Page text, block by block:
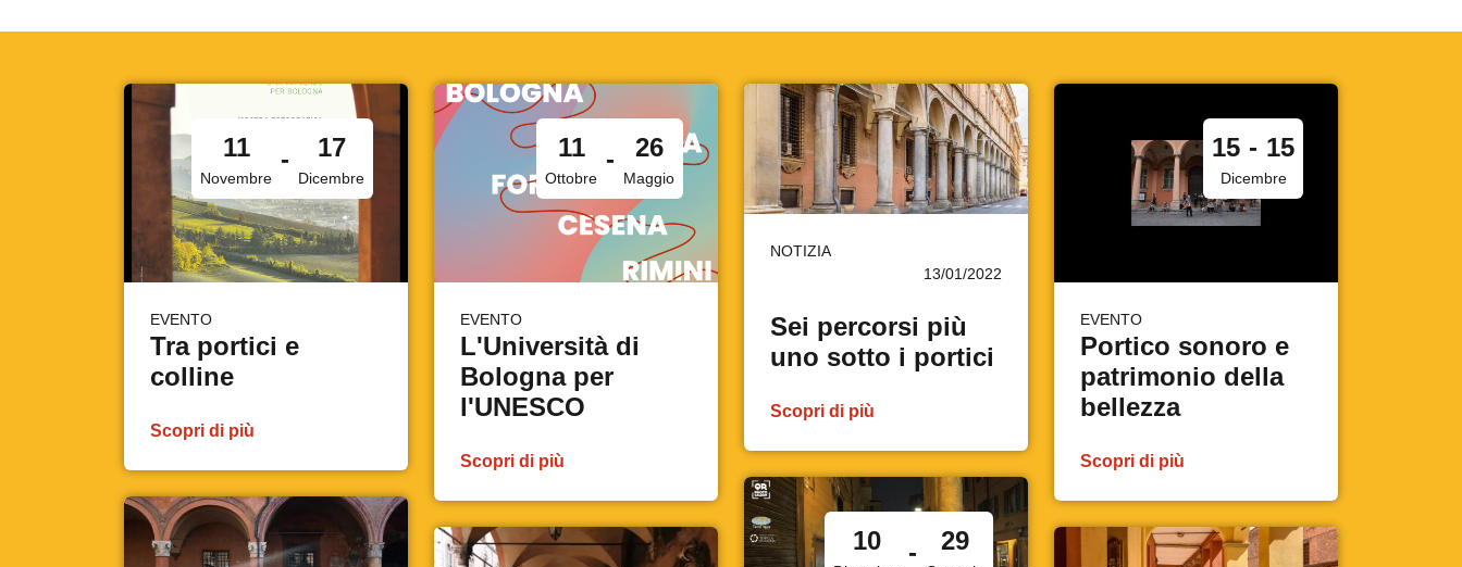
EVENTO
11
Novembre
- 17
Dicembre
Tra portici e
colline
Scopri di più
EVENTO
11
Ottobre
- 26
Maggio
L'Università di
Bologna per
l'UNESCO
Scopri di più
NOTIZIA
13/01/2022
Sei percorsi più
uno sotto i portici
Scopri di più
EVENTO
15 - 15
Dicembre
Portico sonoro e
patrimonio della
bellezza
Scopri di più
10 - 29